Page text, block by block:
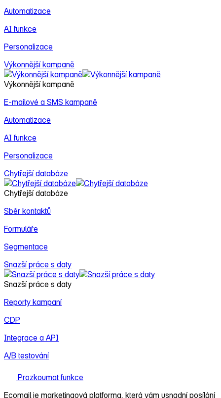
Automatizace
AI funkce
Personalizace
Výkonnější kampaně
Výkonnější kampaně
E‑mailové a SMS kampaně
Automatizace
AI funkce
Personalizace
Chytřejší databáze
Chytřejší databáze
Sběr kontaktů
Formuláře
Segmentace
Snazší práce s daty
Snazší práce s daty
Reporty kampaní
CDP
Integrace a API
A/B testování
Prozkoumat funkce
Ecomail je marketingová platforma, která vám usnadní posílání